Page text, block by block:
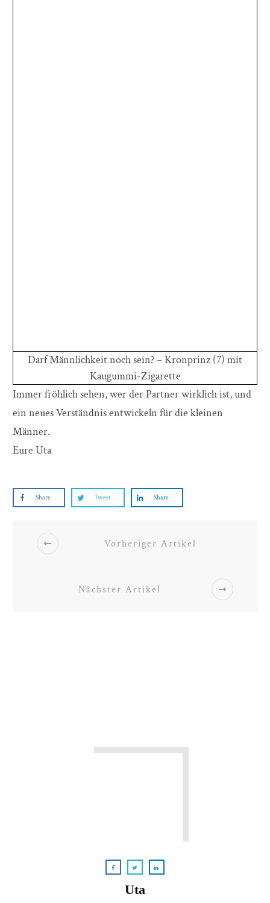
Darf Männlichkeit noch sein? – Kronprinz (7) mit
Kaugummi-Zigarette
Immer fröhlich sehen, wer der Partner wirklich ist, und
ein neues Verständnis entwickeln für die kleinen
Männer.
Eure Uta
Share Tweet Share
Vorheriger Artikel
Nächster Artikel
Uta